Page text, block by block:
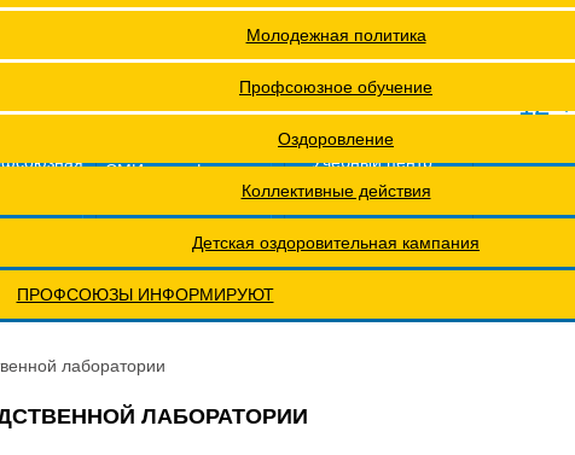
проведения специальной оценки условий труда (СОУТ)
практическая конференция МОТ- ФНПР
ПРОФСОЮЗЫ ИНФОРМИРУЮТ
Молодежная политика
Профсоюзное обучение
Оздоровление
Коллективные действия
Детская оздоровительная кампания
12 +
СМИ о профсоюзах
Учебный центр
лаборатории
ЛАБОРАТОРИИ